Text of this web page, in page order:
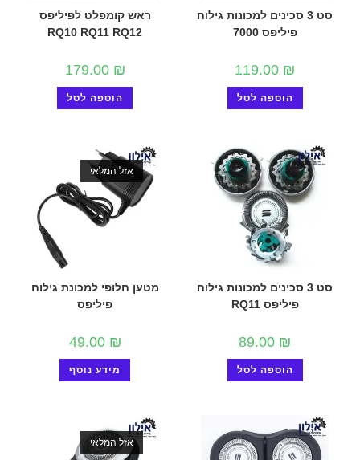
סט 3 סכינים למכונות גילוח
פיליפס 7000
119.00 ₪
הוספה לסל
ראש קומפלט לפיליפס
RQ10 RQ11 RQ12
179.00 ₪
הוספה לסל
סט 3 סכינים למכונות גילוח
פיליפס RQ11
89.00 ₪
הוספה לסל
אזל המלאי
מטען חלופי למכונת גילוח
פיליפס
49.00 ₪
מידע נוסף
אזל המלאי